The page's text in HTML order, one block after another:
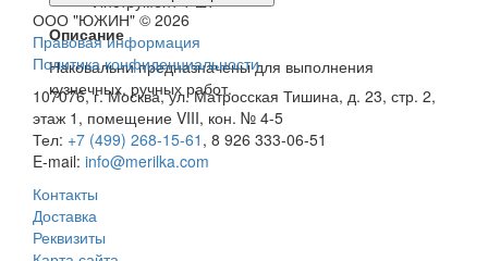
Описание
Наковальни предназначены для выполнения
кузнечных, ручных работ.
ООО "ЮЖИН" © 2026
Правовая информация
Политика конфиденциальности
107076, г. Москва, ул. Матросская Тишина, д. 23, стр. 2,
этаж 1, помещение VIII, кон. № 4-5
Тел: +7 (499) 268-15-61 , 8 926 333-06-51
E-mail: info@merilka.com
Контакты
Доставка
Реквизиты